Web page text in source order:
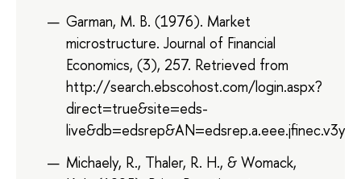
Garman, M. B. (1976). Market
microstructure. Journal of Financial
Economics, (3), 257. Retrieved from
http://search.ebscohost.com/login.aspx?
direct=true&site=eds-
Michaely, R., Thaler, R. H., & Womack,